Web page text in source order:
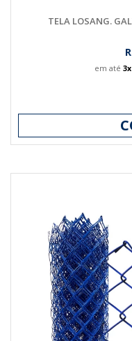
TELA LOSANG.
em até 3x